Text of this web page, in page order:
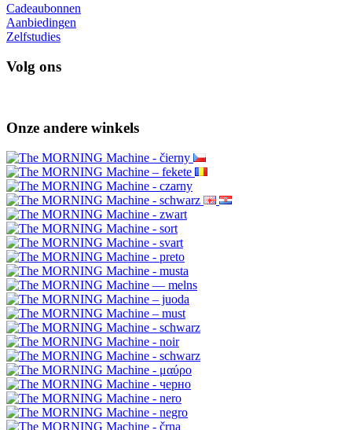
Cadeaubonnen
Aanbiedingen
Zelfstudies
Volg ons
Onze andere winkels